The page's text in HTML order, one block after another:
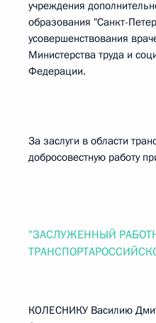
учреждения
образования "Санкт-
усовершенствования
Министерства труда и
Федерации.
За заслуги в области
добросовестную работу
"ЗАСЛУЖЕННЫЙ
КОЛЕСНИКУ Василию